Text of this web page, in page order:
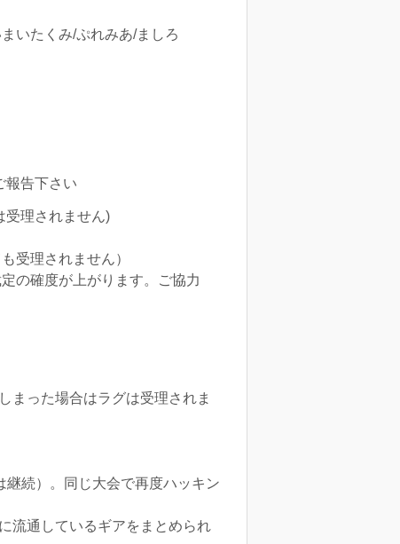
いたくみ/ぷれみあ/ましろ
報告下さい
受理されません)
受理されません）
の確度が上がります。ご協力
まった場合はラグは受理されま
続）。同じ大会で再度ハッキン
流通しているギアをまとめられ